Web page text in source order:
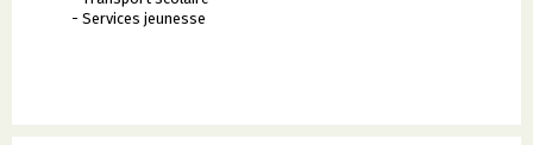
- Services jeunesse